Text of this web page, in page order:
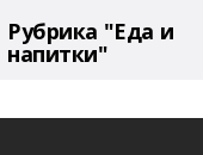
Рубрика "Еда и
напитки"